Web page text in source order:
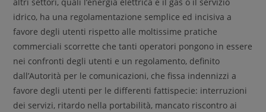
altri settori, quali l’energia elettrica e il gas o il servizio
idrico, ha una regolamentazione semplice ed incisiva a
favore degli utenti rispetto alle moltissime pratiche
commerciali scorrette che tanti operatori pongono in essere
nei confronti degli utenti e un regolamento, definito
dall’Autorità per le comunicazioni, che fissa indennizzi a
favore degli utenti per le differenti fattispecie: interruzioni
dei servizi, ritardo nella portabilità, mancato riscontro ai